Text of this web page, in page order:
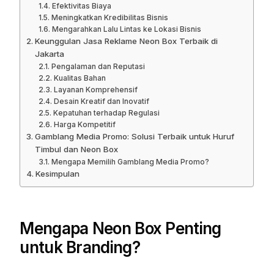
Efektivitas Biaya
Meningkatkan Kredibilitas Bisnis
Mengarahkan Lalu Lintas ke Lokasi Bisnis
Keunggulan Jasa Reklame Neon Box Terbaik di
Jakarta
Pengalaman dan Reputasi
Kualitas Bahan
Layanan Komprehensif
Desain Kreatif dan Inovatif
Kepatuhan terhadap Regulasi
Harga Kompetitif
Gamblang Media Promo: Solusi Terbaik untuk Huruf
Timbul dan Neon Box
Mengapa Memilih Gamblang Media Promo?
Kesimpulan
Mengapa Neon Box Penting
untuk Branding?